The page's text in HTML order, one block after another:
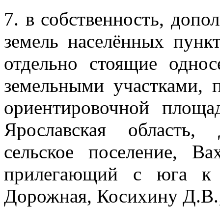
7. в собственность,
земель населённых
отдельно стоящие
земельными
ориентировочной
Ярославская
сельское поселение,
прилегающий с юга к
Дорожная, Косихину